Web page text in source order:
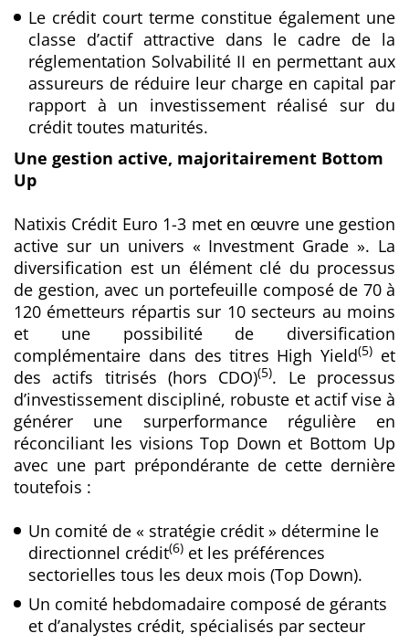
Le crédit court terme constitue également une
classe d’actif attractive dans le cadre de la
réglementation Solvabilité II en permettant aux
assureurs de réduire leur charge en capital par
rapport à un investissement réalisé sur du
crédit toutes maturités.
Une gestion active, majoritairement Bottom
Up
Natixis Crédit Euro 1-3 met en œuvre une gestion
active sur un univers « Investment Grade ». La
diversification est un élément clé du processus
de gestion, avec un portefeuille composé de 70 à
120 émetteurs répartis sur 10 secteurs au moins
et une possibilité de diversification
complémentaire dans des titres High Yield(5) et
des actifs titrisés (hors CDO)(5). Le processus
d’investissement discipliné, robuste et actif vise à
générer une surperformance régulière en
réconciliant les visions Top Down et Bottom Up
avec une part prépondérante de cette dernière
toutefois :
Un comité de « stratégie crédit » détermine le
directionnel crédit(6) et les préférences
sectorielles tous les deux mois (Top Down).
Un comité hebdomadaire composé de gérants
et d’analystes crédit, spécialisés par secteur